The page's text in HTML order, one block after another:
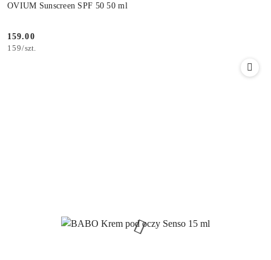
OVIUM Sunscreen SPF 50 50 ml
Cena:
159.00
159/szt.